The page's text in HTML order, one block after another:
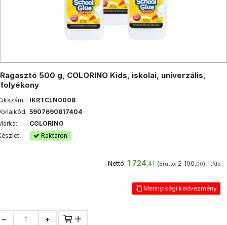
Ragasztó 500 g, COLORINO Kids, iskolai, univerzális,
folyékony
IKRTCLN0008
5907690817404
COLORINO
Raktáron
Nettó: 1 724,41 (Bruttó: 2 190,00) Ft/db.
Mennyiségi kedvezmény
− +